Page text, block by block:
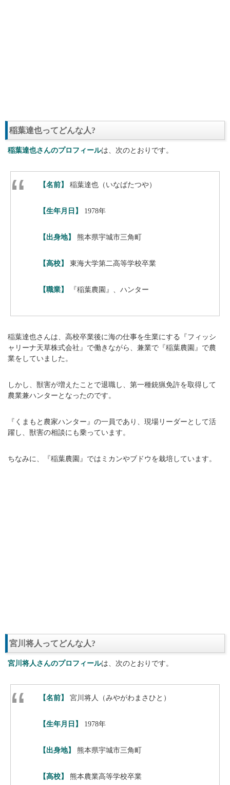
稲葉達也ってどんな人?
稲葉達也さんのプロフィールは、次のとおりです。
【名前】 稲葉達也（いなばたつや）
【生年月日】 1978年
【出身地】 熊本県宇城市三角町
【高校】 東海大学第二高等学校卒業
【職業】 『稲葉農園』、ハンター
稲葉達也さんは、高校卒業後に海の仕事を生業にする『フィッシ
ャリーナ天草株式会社』で働きながら、兼業で『稲葉農園』で農
業をしていました。
しかし、獣害が増えたことで退職し、第一種銃猟免許を取得して
農業兼ハンターとなったのです。
『くまもと農家ハンター』の一員であり、現場リーダーとして活
躍し、獣害の相談にも乗っています。
ちなみに、『稲葉農園』ではミカンやブドウを栽培しています。
宮川将人ってどんな人?
宮川将人さんのプロフィールは、次のとおりです。
【名前】 宮川将人（みやがわまさひと）
【生年月日】 1978年
【出身地】 熊本県宇城市三角町
【高校】 熊本農業高等学校卒業